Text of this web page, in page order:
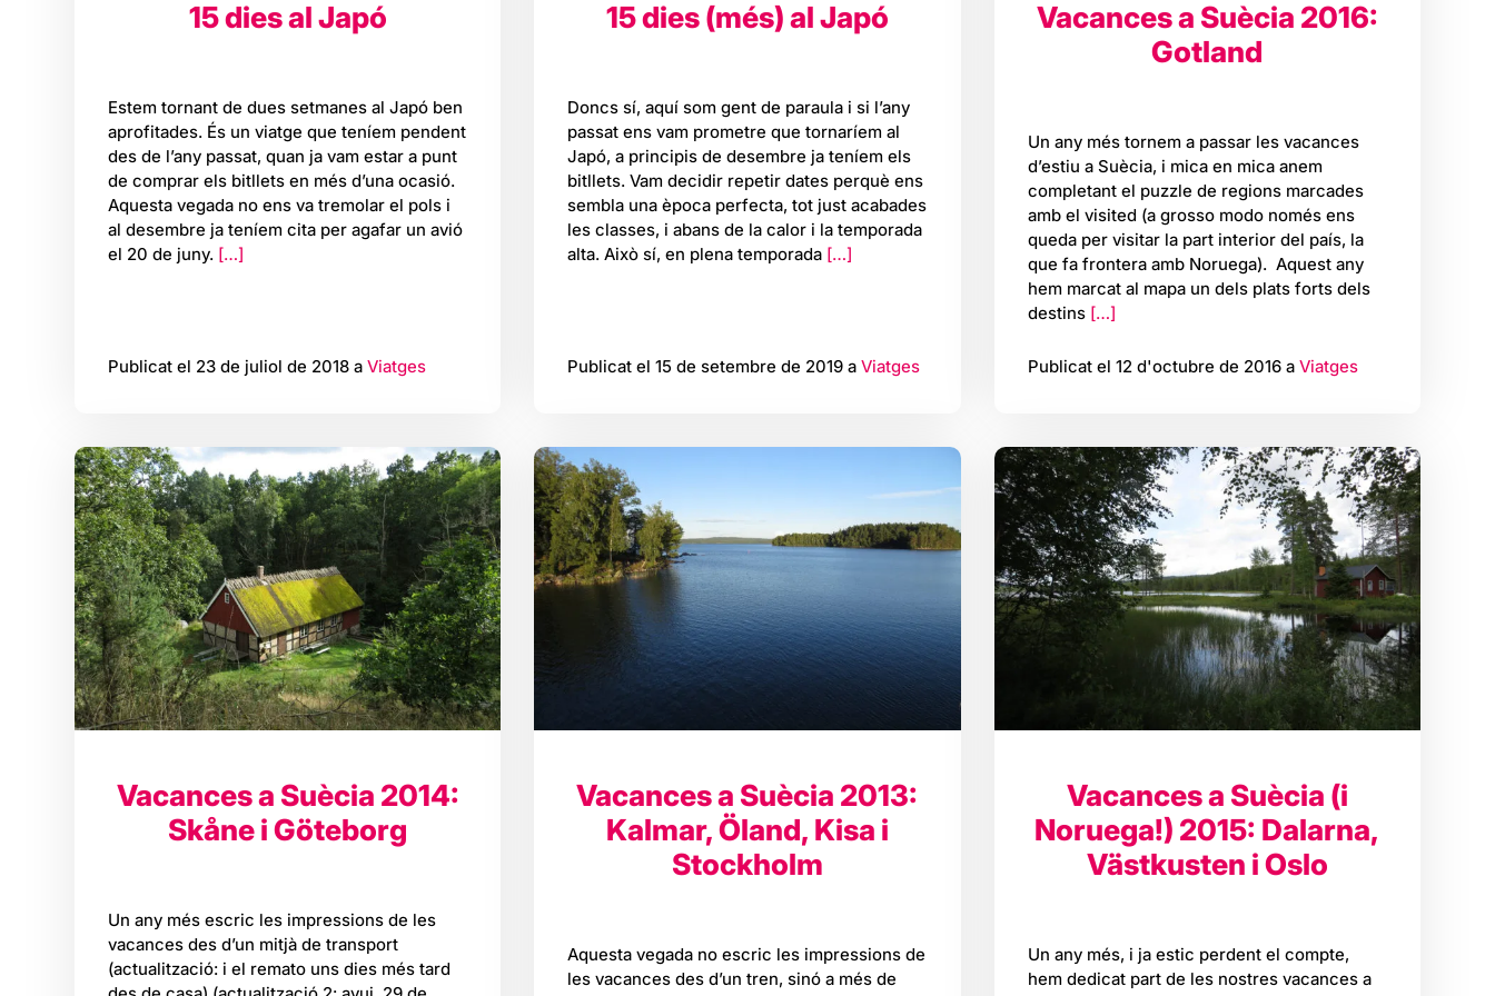
15 dies al Japó
Estem tornant de dues setmanes al Japó ben
aprofitades. És un viatge que teníem pendent
des de l’any passat, quan ja vam estar a punt
de comprar els bitllets en més d’una ocasió.
Aquesta vegada no ens va tremolar el pols i
al desembre ja teníem cita per agafar un avió
el 20 de juny. […]
Publicat el 23 de juliol de 2018 aViatges
15 dies (més) al Japó
Doncs sí, aquí som gent de paraula i si l’any
passat ens vam prometre que tornaríem al
Japó, a principis de desembre ja teníem els
bitllets. Vam decidir repetir dates perquè ens
sembla una època perfecta, tot just acabades
les classes, i abans de la calor i la temporada
alta. Això sí, en plena temporada […]
Publicat el 15 de setembre de 2019 aViatges
Vacances a Suècia 2016:
Gotland
Un any més tornem a passar les vacances
d’estiu a Suècia, i mica en mica anem
completant el puzzle de regions marcades
amb el visited (a grosso modo només ens
queda per visitar la part interior del país, la
que fa frontera amb Noruega). Aquest any
hem marcat al mapa un dels plats forts dels
destins[…]
Publicat el 12 d'octubre de 2016 a Viatges
Vacances a Suècia 2014:
Skåne i Göteborg
Un any més escric les impressions de les
vacances des d’un mitjà de transport
(actualització: i el remato uns dies més tard
Vacances a Suècia 2013:
Kalmar, Öland, Kisa i
Stockholm
Aquesta vegada no escric les impressions de
les vacances des d’un tren, sinó a més de
Vacances a Suècia (i
Noruega!) 2015: Dalarna,
Västkusten i Oslo
Un any més, i ja estic perdent el compte,
hem dedicat part de les nostres vacances a